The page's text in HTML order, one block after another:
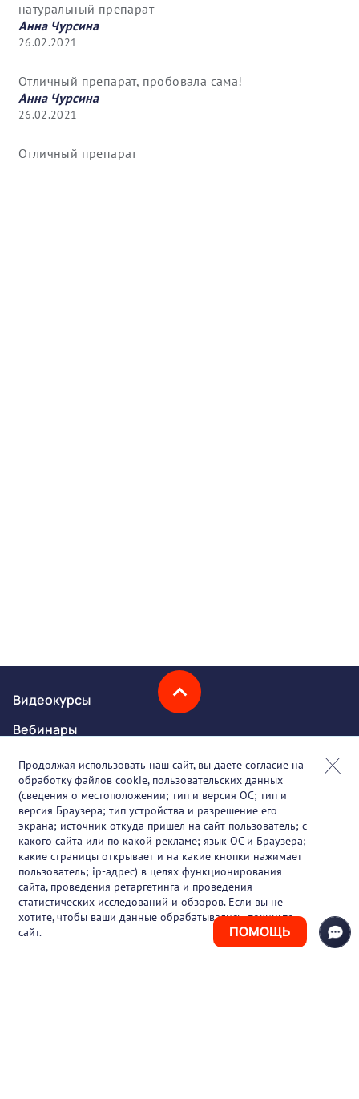
ПОМОЩЬ
натуральный препарат
Анна Чурсина
26.02.2021
Отличный препарат, пробовала сама!
Анна Чурсина
26.02.2021
Отличный препарат
Видеокурсы
Вебинары
Онлайн-события
Партнеры
О проекте
Вакансии
Блог
Контакты
Продолжая использовать наш сайт, вы даете согласие на
обработку файлов cookie, пользовательских данных
(сведения о местоположении; тип и версия ОС; тип и
версия Браузера; тип устройства и разрешение его
экрана; источник откуда пришел на сайт пользователь; с
какого сайта или по какой рекламе; язык ОС и Браузера;
какие страницы открывает и на какие кнопки нажимает
пользователь; ip-адрес) в целях функционирования
сайта, проведения ретаргетинга и проведения
статистических исследований и обзоров. Если вы не
хотите, чтобы ваши данные обрабатывались, покиньте
сайт.